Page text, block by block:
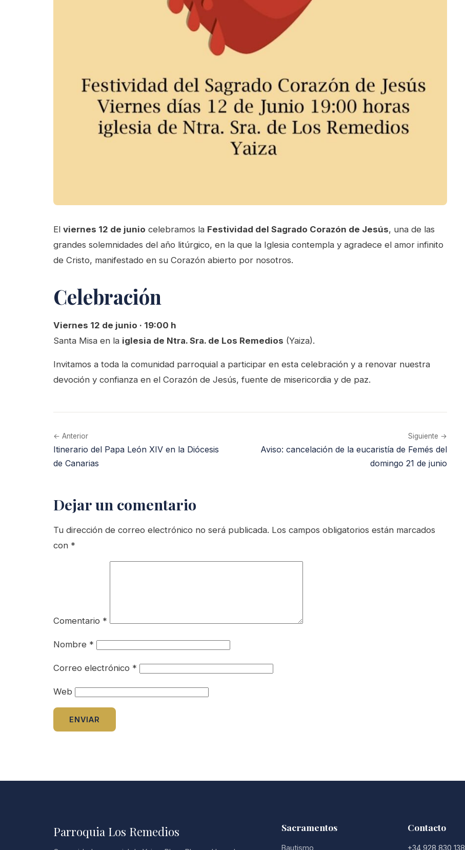
El viernes 12 de junio celebramos la Festividad del Sagrado Corazón de Jesús, una de las
grandes solemnidades del año litúrgico, en la que la Iglesia contempla y agradece el amor infinito
de Cristo, manifestado en su Corazón abierto por nosotros.
Celebración
Viernes 12 de junio · 19:00 h
Santa Misa en la iglesia de Ntra. Sra. de Los Remedios (Yaiza).
Invitamos a toda la comunidad parroquial a participar en esta celebración y a renovar nuestra
devoción y confianza en el Corazón de Jesús, fuente de misericordia y de paz.
← Anterior
Itinerario del Papa León XIV en la Diócesis
de Canarias
Siguiente →
Aviso: cancelación de la eucaristía de Femés del
domingo 21 de junio
Dejar un comentario
Tu dirección de correo electrónico no será publicada. Los campos obligatorios están marcados
con *
Comentario *
Nombre *
Correo electrónico *
Web
Parroquia Los Remedios Sacramentos
Bautismo
Contacto
+34 928 830 138